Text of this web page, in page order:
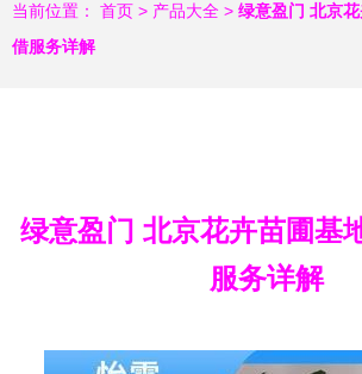
当前位置： 首页 > 产品大全 > 绿意盈门 北京
借服务详解
绿意盈门 北京花卉苗圃基
服务详解